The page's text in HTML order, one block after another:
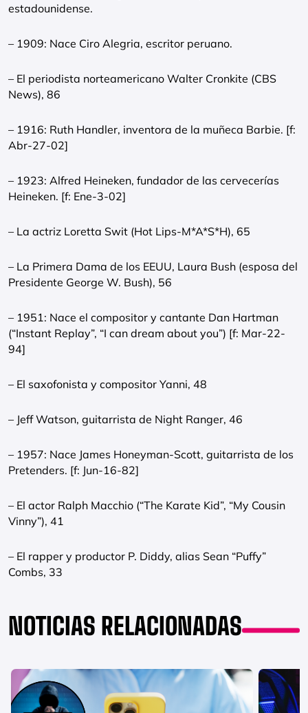
estadounidense.
– 1909: Nace Ciro Alegria, escritor peruano.
– El periodista norteamericano Walter Cronkite (CBS
News), 86
– 1916: Ruth Handler, inventora de la muñeca Barbie. [f:
Abr-27-02]
– 1923: Alfred Heineken, fundador de las cervecerías
Heineken. [f: Ene-3-02]
– La actriz Loretta Swit (Hot Lips-M*A*S*H), 65
– La Primera Dama de los EEUU, Laura Bush (esposa del
Presidente George W. Bush), 56
– 1951: Nace el compositor y cantante Dan Hartman
(“Instant Replay”, “I can dream about you”) [f: Mar-22-
94]
– El saxofonista y compositor Yanni, 48
– Jeff Watson, guitarrista de Night Ranger, 46
– 1957: Nace James Honeyman-Scott, guitarrista de los
Pretenders. [f: Jun-16-82]
– El actor Ralph Macchio (“The Karate Kid”, “My Cousin
Vinny”), 41
– El rapper y productor P. Diddy, alias Sean “Puffy”
Combs, 33
NOTICIAS RELACIONADAS